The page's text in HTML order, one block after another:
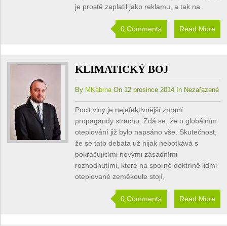
je prostě zaplatil jako reklamu, a tak na
0 Comments Read More
KLIMATICKÝ BOJ
By MKabrnaOn 12 prosince 2014 In Nezařazené
Pocit viny je nejefektivnější zbraní
propagandy strachu. Zdá se, že o globálním
oteplování již bylo napsáno vše. Skutečnost,
že se tato debata už nijak nepotkává s
pokračujícími novými zásadními
rozhodnutími, které na sporné doktríně lidmi
oteplované zeměkoule stojí,
0 Comments Read More